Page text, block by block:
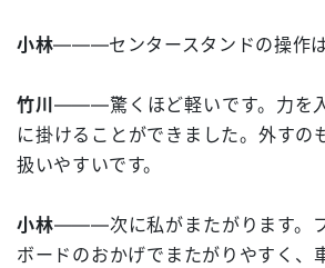
小林―――センタースタンドの操作は
竹川 ―――驚くほど軽いです。力を
に掛けることができました。外すの
扱いやすいです。
小林―――次に私がまたがります。
ボードのおかげでまたがりやすく、